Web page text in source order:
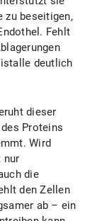
zu beseitigen,
Fehlt
deutlich
dieser
Proteins
Wird
nur
die
den Zellen
ab – ein